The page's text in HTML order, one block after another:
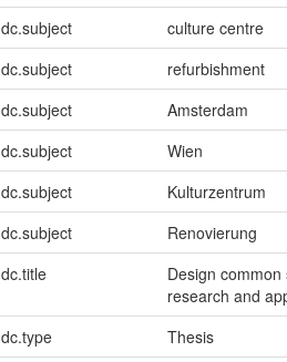
dc.subject
culture centre
dc.subject
refurbishment
dc.subject
Amsterdam
dc.subject
Wien
dc.subject
Kulturzentrum
dc.subject
Renovierung
dc.title
Design
research and
dc.type
Thesis